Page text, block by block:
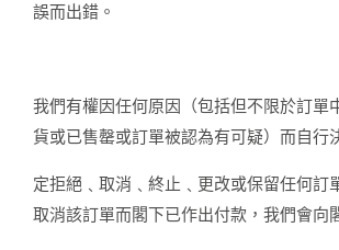
誤而出錯。
我們有權因任何原因（包括但不限於訂單
貨或已售罄或訂單被認為有可疑）而自行
定拒絕﹑取消﹑終止﹑更改或保留任何訂
取消該訂單而閣下已作出付款，我們會向